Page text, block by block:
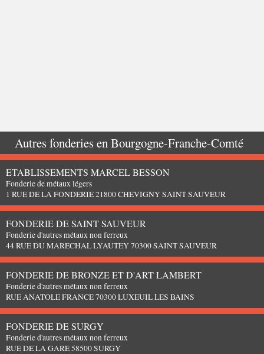
Autres fonderies enBourgogne-Franche-Comté
ETABLISSEMENTS MARCEL BESSON
Fonderie de métaux légers
1 RUE DE LA FONDERIE 21800 CHEVIGNY SAINT SAUVEUR
FONDERIE DE SAINT SAUVEUR
Fonderie d'autres métaux non ferreux
44 RUE DU MARECHAL LYAUTEY 70300 SAINT SAUVEUR
FONDERIE DE BRONZE ET D'ART LAMBERT
Fonderie d'autres métaux non ferreux
RUE ANATOLE FRANCE 70300 LUXEUIL LES BAINS
FONDERIE DE SURGY
Fonderie d'autres métaux non ferreux
RUE DE LA GARE 58500 SURGY